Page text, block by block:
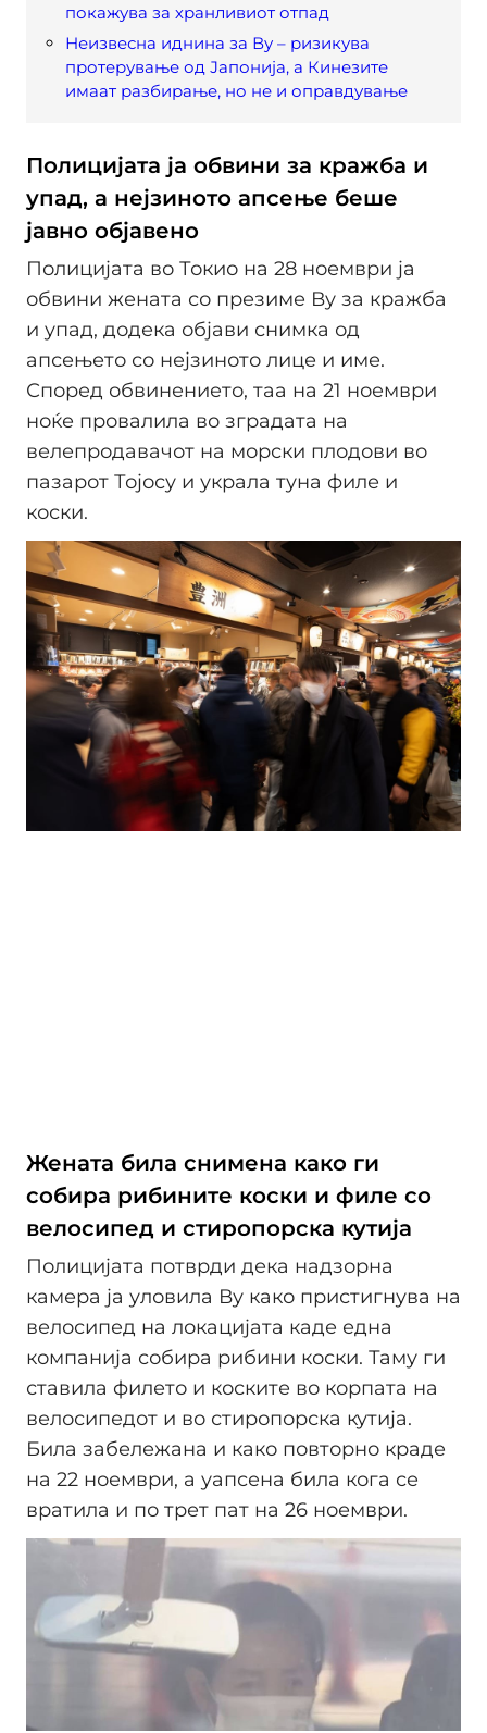
покажува за хранливиот отпад
Неизвесна иднина за Ву – ризикува
протерување од Јапонија, а Кинезите
имаат разбирање, но не и оправдување
Полицијата ја обвини за кражба и
упад, а нејзиното апсење беше
јавно објавено
Полицијата во Токио на 28 ноември ја
обвини жената со презиме Ву за кражба
и упад, додека објави снимка од
апсењето со нејзиното лице и име.
Според обвинението, таа на 21 ноември
ноќе провалила во зградата на
велепродавачот на морски плодови во
пазарот Тојосу и украла туна филе и
коски.
Жената била снимена како ги
собира рибините коски и филе со
велосипед и стиропорска кутија
Полицијата потврди дека надзорна
камера ја уловила Ву како пристигнува на
велосипед на локацијата каде една
компанија собира рибини коски. Таму ги
ставила филето и коските во корпата на
велосипедот и во стиропорска кутија.
Била забележана и како повторно краде
на 22 ноември, а уапсена била кога се
вратила и по трет пат на 26 ноември.